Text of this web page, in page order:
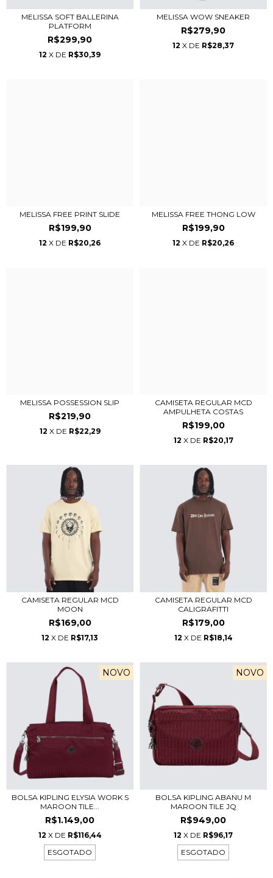
MELISSA SOFT BALLERINA
PLATFORM
R$299,90
12 X DE R$30,39
MELISSA WOW SNEAKER
R$279,90
12 X DE R$28,37
MELISSA FREE PRINT SLIDE
R$199,90
12 X DE R$20,26
MELISSA FREE THONG LOW
R$199,90
12 X DE R$20,26
MELISSA POSSESSION SLIP
R$219,90
12 X DE R$22,29
CAMISETA REGULAR MCD
AMPULHETA COSTAS
R$199,00
12 X DE R$20,17
CAMISETA REGULAR MCD
MOON
R$169,00
12 X DE R$17,13
CAMISETA REGULAR MCD
CALIGRAFITTI
R$179,00
12 X DE R$18,14
NOVO
BOLSA KIPLING ELYSIA WORK S
MAROON TILE...
R$1.149,00
12 X DE R$116,44
ESGOTADO
NOVO
BOLSA KIPLING ABANU M
MAROON TILE JQ
R$949,00
12 X DE R$96,17
ESGOTADO